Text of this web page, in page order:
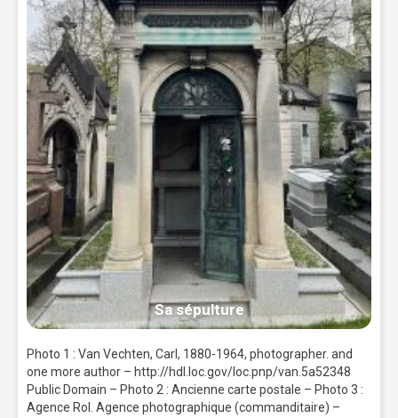
Sa sépulture
Photo 1 : Van Vechten, Carl, 1880-1964, photographer. and
one more author – http://hdl.loc.gov/loc.pnp/van.5a52348
Public Domain – Photo 2 : Ancienne carte postale – Photo 3 :
Agence Rol. Agence photographique (commanditaire) –